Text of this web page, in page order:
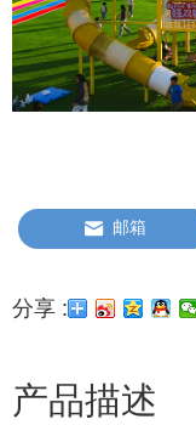
邮箱
分享 :
产品描述